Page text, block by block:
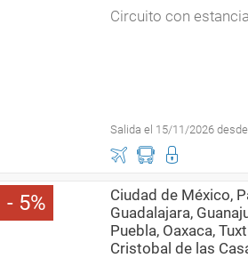
Circuito con
Salida el 15/11/2026
5
Ciudad de México,
Guadalajara,
Puebla, Oaxaca,
Cristobal de las